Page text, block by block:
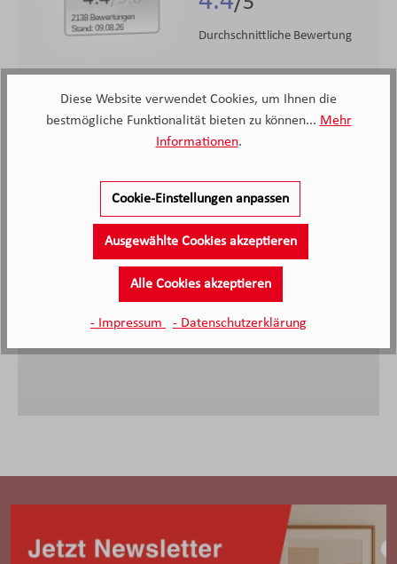
2138 Bewertungen
Stand: 09.08.26
Durchschnittliche Bewertung
Sehr gute und freundliche Beratung ohne Zeitdruck,
Lieferzeit eingehalten, das Möbelhaus ist sehr sauber
und geräumigt, wir sind sehr zufrieden.
Anonymer Kunde, Kunde von Möbel Knappstein
27.06.2026
Diese Website verwendet Cookies, um Ihnen die
bestmögliche Funktionalität bieten zu können... Mehr
Informationen.
Cookie-Einstellungen anpassen
Ausgewählte Cookies akzeptieren
Alle Cookies akzeptieren
- Impressum - Datenschutzerklärung